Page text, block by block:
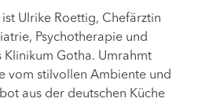
Ulrike Roettig, Chefärztin
Psychotherapie und
Klinikum Gotha. Umrahmt
vom stilvollen Ambiente und
aus der deutschen Küche